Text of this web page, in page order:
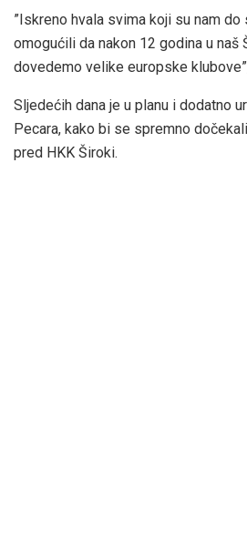
”Iskreno hvala svima koji su nam
omogućili da nakon 12 godina u naš
dovedemo velike europske
Sljedećih dana je u planu i dodatno
Pecara, kako bi se spremno
pred HKK Široki.